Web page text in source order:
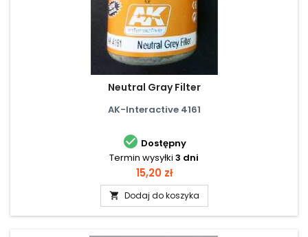
Neutral Gray Filter
AK-Interactive 4161
 Dostępny
Termin wysyłki 3 dni
Cena
15,20 zł
 Dodaj do koszyka